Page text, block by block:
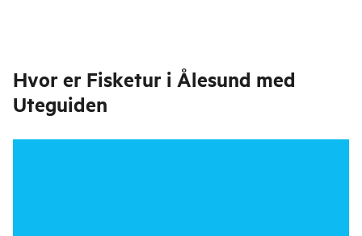
Hvor er Fisketur i Ålesund med
Uteguiden